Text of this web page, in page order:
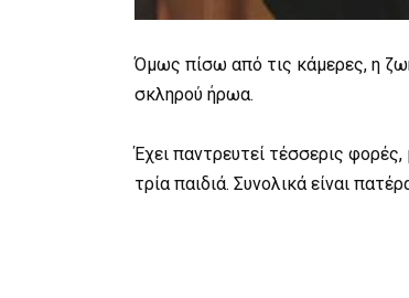
Όμως πίσω από τις κάμερες, η
σκληρού ήρωα.
Έχει παντρευτεί τέσσερις
τρία παιδιά. Συνολικά είναι